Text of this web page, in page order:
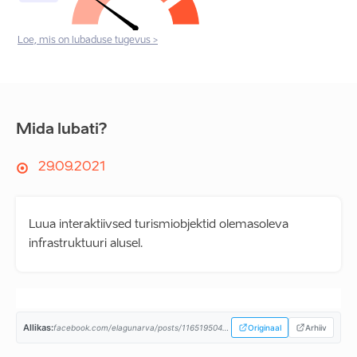
Loe, mis on lubaduse tugevus >
Mida lubati?
29.09.2021
Luua interaktiivsed turismiobjektid olemasoleva
infrastruktuuri alusel.
Allikas: Originaal Arhiiv